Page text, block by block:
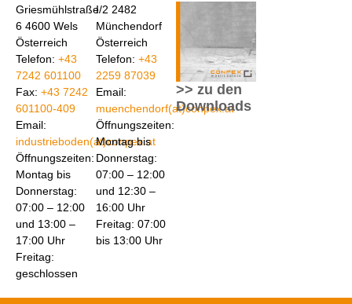
Griesmühlstraße
6 4600 Wels
Österreich
Telefon: +43
7242 601100
Fax: +43 7242
601100-409
Email:
industrieboden(at)conpex.at
Öffnungszeiten:
Montag bis
Donnerstag:
07:00 – 12:00
und 13:00 –
17:00 Uhr
Freitag:
geschlossen
I/2 2482
Münchendorf
Österreich
Telefon: +43
2259 87039
Email:
muenchendorf(at)conpex.at
Öffnungszeiten:
Montag bis
Donnerstag:
07:00 – 12:00
und 12:30 –
16:00 Uhr
Freitag: 07:00
bis 13:00 Uhr
>> zu den
Downloads